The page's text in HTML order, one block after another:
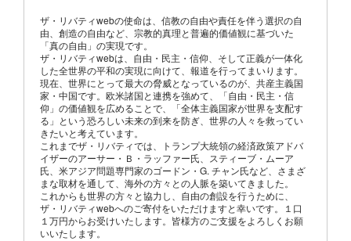
ザ・リバティwebの使命は、信教の自由や責任を伴う選択の自
由、創造の自由など、宗教的真理と普遍的価値観に基づいた
「真の自由」の実現です。
ザ・リバティwebは、自由・民主・信仰、そして正義が一体化
した全世界の平和の実現に向けて、報道を行ってまいります。
現在、世界にとって最大の脅威となっているのが、共産主義国
家・中国です。欧米諸国と連携を強めて、「自由・民主・信
仰」の価値観を広めることで、「全体主義国家が世界を支配す
る」という恐ろしい未来の到来を防ぎ、世界の人々を救ってい
きたいと考えています。
これまでザ・リバティでは、トランプ大統領の経済政策アドバ
イザーのアーサー・Ｂ・ラッファー氏、スティーブ・ムーア
氏、米アジア問題専門家のゴードン・G. チャン氏など、さまざ
まな取材を通して、海外の方々との人脈を築いてきました。
これからも世界の方々と協力し、自由の創設を行うために、
ザ・リバティwebへのご寄付をいただけますと幸いです。１口
１万円からお受けいたします。皆様方のご支援をよろしくお願
いいたします。